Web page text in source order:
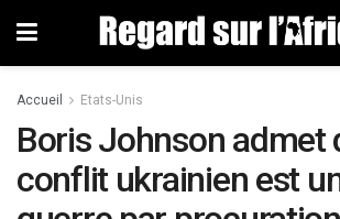
Accueil Etats-Unis
Boris Johnson admet
conflit ukrainien est